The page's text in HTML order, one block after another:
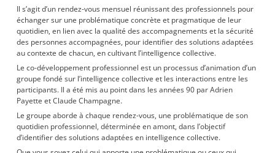
Il s’agit d’un rendez-vous mensuel réunissant des professionnels pour
échanger sur une problématique concrète et pragmatique de leur
quotidien, en lien avec la qualité des accompagnements et la sécurité
des personnes accompagnées, pour identifier des solutions adaptées
au contexte de chacun, en cultivant l’intelligence collective.
Le co-développement professionnel est un processus d’animation d’un
groupe fondé sur l’intelligence collective et les interactions entre les
participants. Il a été mis au point dans les années 90 par Adrien
Payette et Claude Champagne.
Le groupe aborde à chaque rendez-vous, une problématique de son
quotidien professionnel, déterminée en amont, dans l’objectif
d’identifier des solutions adaptées en intelligence collective.